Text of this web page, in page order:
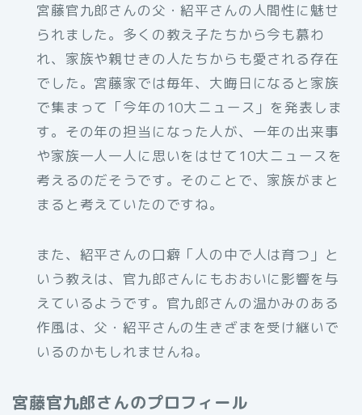
宮藤官九郎さんの父・紹平さんの人間性に魅せ
られました。多くの教え子たちから今も慕わ
れ、家族や親せきの人たちからも愛される存在
でした。宮藤家では毎年、大晦日になると家族
で集まって「今年の10大ニュース」を発表しま
す。その年の担当になった人が、一年の出来事
や家族一人一人に思いをはせて10大ニュースを
考えるのだそうです。そのことで、家族がまと
まると考えていたのですね。
また、紹平さんの口癖「人の中で人は育つ」と
いう教えは、官九郎さんにもおおいに影響を与
えているようです。官九郎さんの温かみのある
作風は、父・紹平さんの生きざまを受け継いで
いるのかもしれませんね。
宮藤官九郎さんのプロフィール